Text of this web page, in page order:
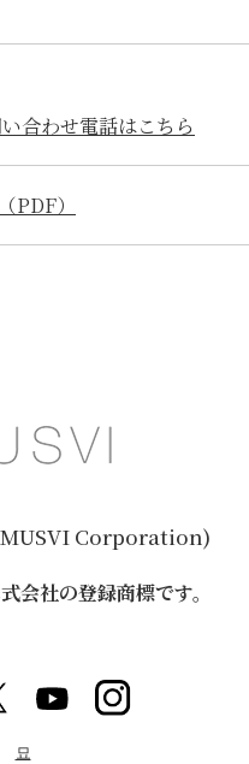
合わせ電話はこちら
PDF）
Corporation)
会社の登録商標です。
묘